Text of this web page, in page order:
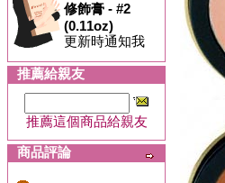
修飾膏 - #2
(0.11oz)
更新時通知我
推薦給親友
推薦這個商品給親友
商品評論